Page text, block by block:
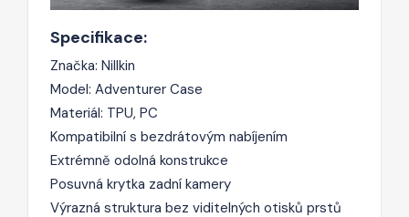
Specifikace:
Značka: Nillkin
Model: Adventurer Case
Materiál: TPU, PC
Kompatibilní s bezdrátovým nabíjením
Extrémně odolná konstrukce
Posuvná krytka zadní kamery
Výrazná struktura bez viditelných otisků prstů